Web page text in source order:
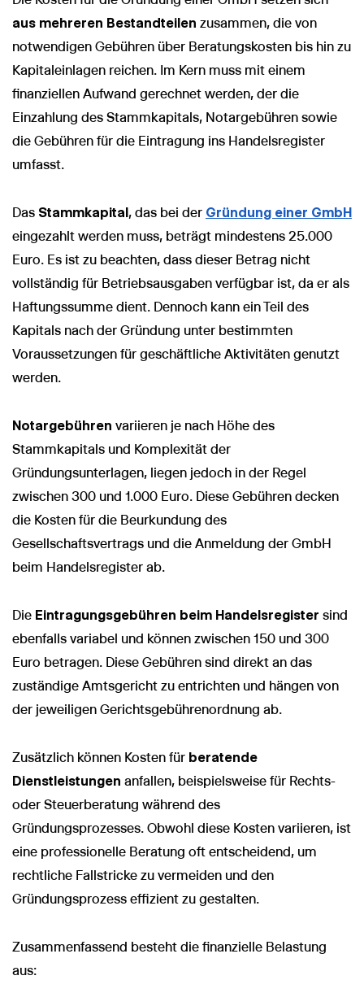
aus mehreren Bestandteilen zusammen, die von
notwendigen Gebühren über Beratungskosten bis hin zu
Kapitaleinlagen reichen. Im Kern muss mit einem
finanziellen Aufwand gerechnet werden, der die
Einzahlung des Stammkapitals, Notargebühren sowie
die Gebühren für die Eintragung ins Handelsregister
umfasst.
Das Stammkapital, das bei der Gründung einer GmbH
eingezahlt werden muss, beträgt mindestens 25.000
Euro. Es ist zu beachten, dass dieser Betrag nicht
vollständig für Betriebsausgaben verfügbar ist, da er als
Haftungssumme dient. Dennoch kann ein Teil des
Kapitals nach der Gründung unter bestimmten
Voraussetzungen für geschäftliche Aktivitäten genutzt
werden.
Notargebühren variieren je nach Höhe des
Stammkapitals und Komplexität der
Gründungsunterlagen, liegen jedoch in der Regel
zwischen 300 und 1.000 Euro. Diese Gebühren decken
die Kosten für die Beurkundung des
Gesellschaftsvertrags und die Anmeldung der GmbH
beim Handelsregister ab.
Die Eintragungsgebühren beim Handelsregister sind
ebenfalls variabel und können zwischen 150 und 300
Euro betragen. Diese Gebühren sind direkt an das
zuständige Amtsgericht zu entrichten und hängen von
der jeweiligen Gerichtsgebührenordnung ab.
Zusätzlich können Kosten für beratende
Dienstleistungen anfallen, beispielsweise für Rechts-
oder Steuerberatung während des
Gründungsprozesses. Obwohl diese Kosten variieren, ist
eine professionelle Beratung oft entscheidend, um
rechtliche Fallstricke zu vermeiden und den
Gründungsprozess effizient zu gestalten.
Zusammenfassend besteht die finanzielle Belastung
aus: